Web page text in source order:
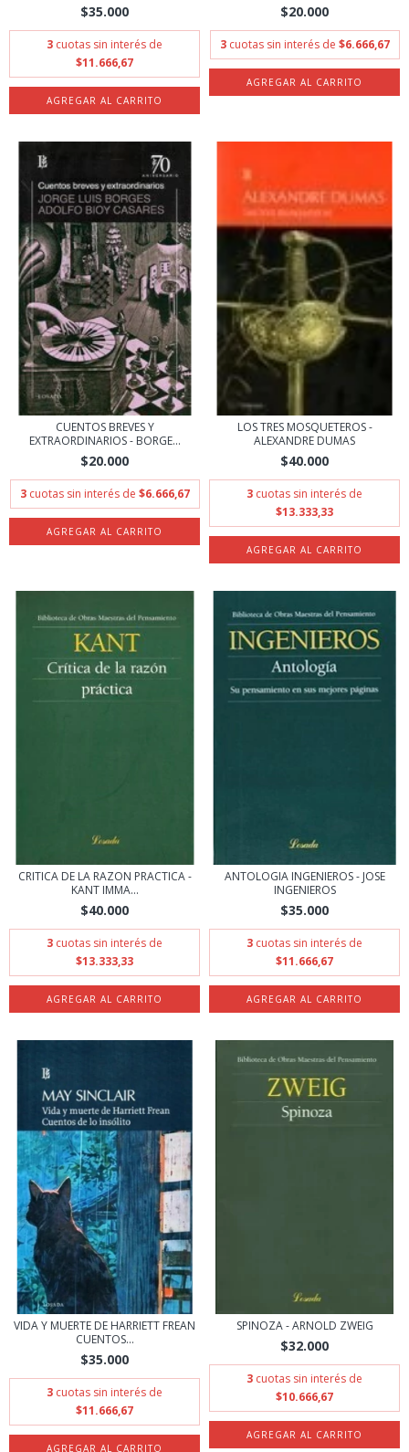
$35.000
3 cuotas sin interés de
$11.666,67
$20.000
3 cuotas sin interés de $6.666,67
CUENTOS BREVES Y
EXTRAORDINARIOS - BORGE...
$20.000
3 cuotas sin interés de $6.666,67
LOS TRES MOSQUETEROS -
ALEXANDRE DUMAS
$40.000
3 cuotas sin interés de
$13.333,33
CRITICA DE LA RAZON PRACTICA -
KANT IMMA...
$40.000
3 cuotas sin interés de
$13.333,33
ANTOLOGIA INGENIEROS - JOSE
INGENIEROS
$35.000
3 cuotas sin interés de
$11.666,67
VIDA Y MUERTE DE HARRIETT FREAN
CUENTOS...
$35.000
3 cuotas sin interés de
$11.666,67
SPINOZA - ARNOLD ZWEIG
$32.000
3 cuotas sin interés de
$10.666,67